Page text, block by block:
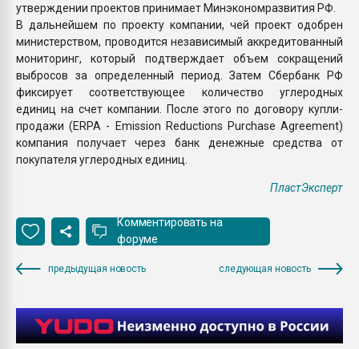
утверждении проектов принимает Минэкономразвития РФ.
В дальнейшем по проекту компании, чей проект одобрен
министерством, проводится независимый аккредитованный
мониторинг, который подтверждает объем сокращений
выбросов за определенный период. Затем Сбербанк РФ
фиксирует соответствующее количество углеродных
единиц на счет компании. После этого по договору купли-
продажи (ERPA - Emission Reductions Purchase Agreement)
компания получает через банк денежные средства от
покупателя углеродных единиц.
ПластЭксперт
Комментировать на
форуме
предыдущая новость следующая новость